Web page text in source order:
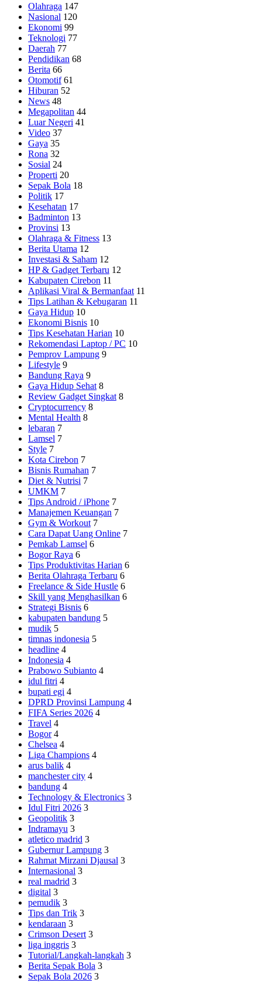
Olahraga 147
Nasional 120
Ekonomi 99
Teknologi 77
Daerah 77
Pendidikan 68
Berita 66
Otomotif 61
Hiburan 52
News 48
Megapolitan 44
Luar Negeri 41
Video 37
Gaya 35
Rona 32
Sosial 24
Properti 20
Sepak Bola 18
Politik 17
Kesehatan 17
Badminton 13
Provinsi 13
Olahraga & Fitness 13
Berita Utama 12
Investasi & Saham 12
HP & Gadget Terbaru 12
Kabupaten Cirebon 11
Aplikasi Viral & Bermanfaat 11
Tips Latihan & Kebugaran 11
Gaya Hidup 10
Ekonomi Bisnis 10
Tips Kesehatan Harian 10
Rekomendasi Laptop / PC 10
Pemprov Lampung 9
Lifestyle 9
Bandung Raya 9
Gaya Hidup Sehat 8
Review Gadget Singkat 8
Cryptocurrency 8
Mental Health 8
lebaran 7
Lamsel 7
Style 7
Kota Cirebon 7
Bisnis Rumahan 7
Diet & Nutrisi 7
UMKM 7
Tips Android / iPhone 7
Manajemen Keuangan 7
Gym & Workout 7
Cara Dapat Uang Online 7
Pemkab Lamsel 6
Bogor Raya 6
Tips Produktivitas Harian 6
Berita Olahraga Terbaru 6
Freelance & Side Hustle 6
Skill yang Menghasilkan 6
Strategi Bisnis 6
kabupaten bandung 5
mudik 5
timnas indonesia 5
headline 4
Indonesia 4
Prabowo Subianto 4
idul fitri 4
bupati egi 4
DPRD Provinsi Lampung 4
FIFA Series 2026 4
Travel 4
Bogor 4
Chelsea 4
Liga Champions 4
arus balik 4
manchester city 4
bandung 4
Technology & Electronics 3
Idul Fitri 2026 3
Geopolitik 3
Indramayu 3
atletico madrid 3
Gubernur Lampung 3
Rahmat Mirzani Djausal 3
Internasional 3
real madrid 3
digital 3
pemudik 3
Tips dan Trik 3
kendaraan 3
Crimson Desert 3
liga inggris 3
Tutorial/Langkah-langkah 3
Berita Sepak Bola 3
Sepak Bola 2026 3